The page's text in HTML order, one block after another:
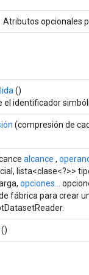
Atributos opcionales
()
el identificador
(compresión de
alcance ,
lista<clase<?>>
opciones...
fábrica para crear
()